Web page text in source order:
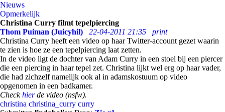
Nieuws
Opmerkelijk
Christina Curry filmt tepelpiercing
Thom Puiman (Juicyhil)
22-04-2011 21:35
print
Christina Curry heeft een video op haar Twitter-account gezet waarin
te zien is hoe ze een tepelpiercing laat zetten.
In de video ligt de dochter van Adam Curry in een stoel bij een piercer
die een piercing in haar tepel zet. Christina lijkt wel erg op haar vader,
die had zichzelf namelijk ook al in adamskostuum op video
opgenomen in een badkamer.
Checkhierde video (nsfw).
christina christina_curry curry